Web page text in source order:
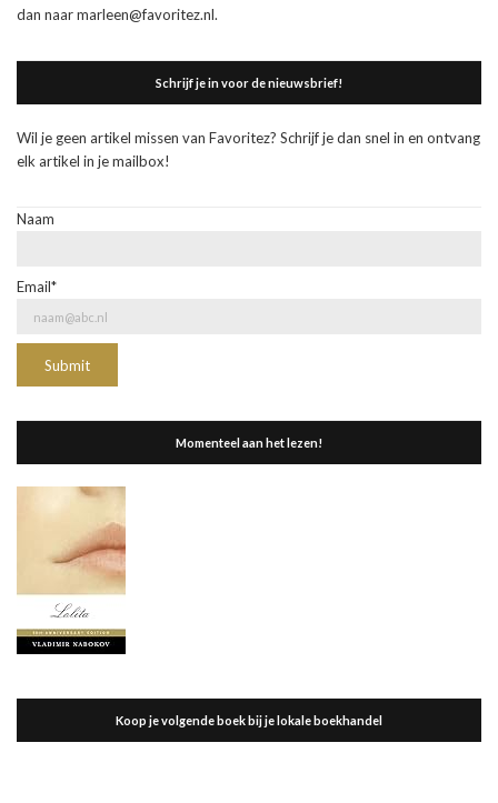
dan naar marleen@favoritez.nl.
Schrijf je in voor de nieuwsbrief!
Wil je geen artikel missen van Favoritez? Schrijf je dan snel in en ontvang
elk artikel in je mailbox!
Naam
Email*
Momenteel aan het lezen!
Koop je volgende boek bij je lokale boekhandel